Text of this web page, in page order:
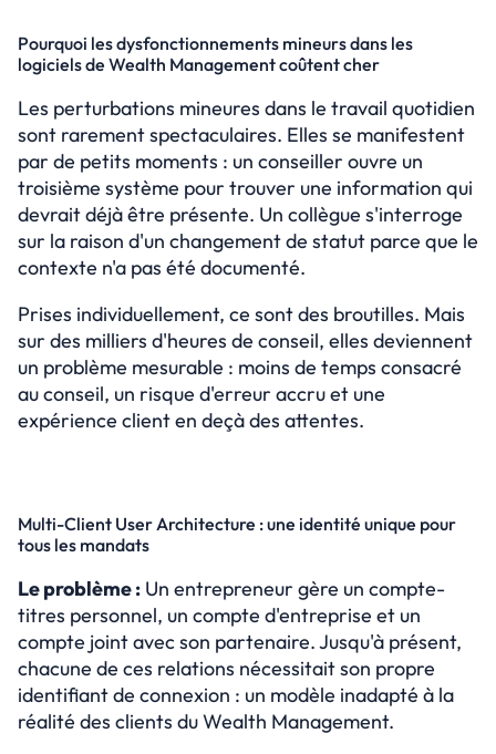
Pourquoi les dysfonctionnements mineurs dans les
logiciels de Wealth Management coûtent cher
Les perturbations mineures dans le travail quotidien
sont rarement spectaculaires. Elles se manifestent
par de petits moments : un conseiller ouvre un
troisième système pour trouver une information qui
devrait déjà être présente. Un collègue s'interroge
sur la raison d'un changement de statut parce que le
contexte n'a pas été documenté.
Prises individuellement, ce sont des broutilles. Mais
sur des milliers d'heures de conseil, elles deviennent
un problème mesurable : moins de temps consacré
au conseil, un risque d'erreur accru et une
expérience client en deçà des attentes.
Multi-Client User Architecture : une identité unique pour
tous les mandats
Le problème : Un entrepreneur gère un compte-
titres personnel, un compte d'entreprise et un
compte joint avec son partenaire. Jusqu'à présent,
chacune de ces relations nécessitait son propre
identifiant de connexion : un modèle inadapté à la
réalité des clients du Wealth Management.